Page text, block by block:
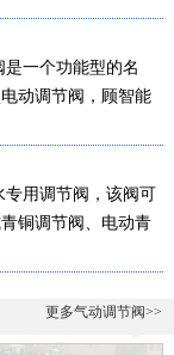
一个功能型的名
动调节阀，顾智能
用调节阀，该阀可
铜调节阀、电动青
蒸汽调节阀是一款
研发生产的，蒸汽
更多气动调节阀>>